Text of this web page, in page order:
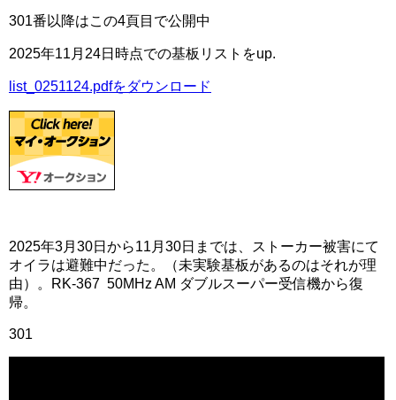
301番以降はこの4頁目で公開中
2025年11月24日時点での基板リストをup.
list_0251124.pdfをダウンロード
2025年3月30日から11月30日までは、ストーカー被害にて
オイラは避難中だった。（未実験基板があるのはそれが理
由）。RK-367 50MHz AM ダブルスーパー受信機から復
帰。
301